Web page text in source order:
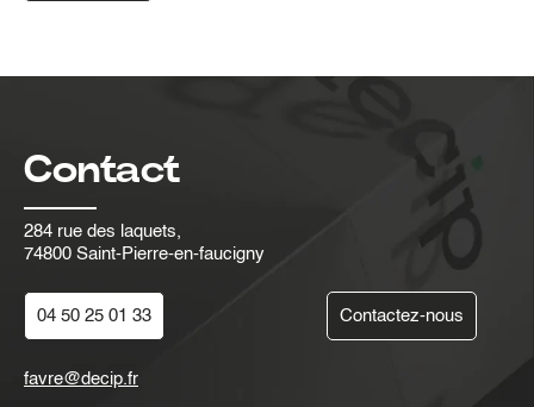
Contact
284 rue des laquets,
74800 Saint-Pierre-en-faucigny
04 50 25 01 33 Contactez-nous
favre@decip.fr